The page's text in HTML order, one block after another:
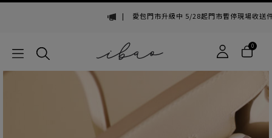
愛包門市升級中 5/28起門市暫停現場收送件・線上購
0